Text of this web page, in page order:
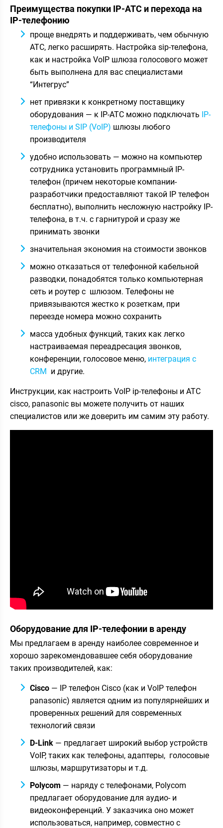
Преимущества покупки IP-АТС и перехода на
IP-телефонию
проще внедрять и поддерживать, чем обычную
АТС, легко расширять. Настройка sip-телефона,
как и настройка VoIP шлюза голосового может
быть выполнена для вас специалистами
“Интегрус”
нет привязки к конкретному поставщику
оборудования — к IP-АТС можно подключать IP-
телефоны и SIP (VoIP) шлюзы любого
производителя
удобно использовать — можно на компьютер
сотрудника установить программный IP-
телефон (причем некоторые компании-
разработчики предоставляют такой IP телефон
бесплатно), выполнить несложную настройку IP-
телефона, в т.ч. с гарнитурой и сразу же
принимать звонки
значительная экономия на стоимости звонков
можно отказаться от телефонной кабельной
разводки, понадобятся только компьютерная
сеть и роутер с шлюзом. Телефоны не
привязываются жестко к розеткам, при
переезде номера можно сохранить
масса удобных функций, таких как легко
настраиваемая переадресация звонков,
конференции, голосовое меню, интеграция с
CRM и другие.
Инструкции, как настроить VoIP ip-телефоны и АТС
cisco, panasonic вы можете получить от наших
специалистов или же доверить им самим эту работу.
Оборудование для IP-телефонии в аренду
Мы предлагаем в аренду наиболее современное и
хорошо зарекомендовавшее себя оборудование
таких производителей, как:
Cisco — IP телефон Cisco (как и VoIP телефон
panasonic) является одним из популярнейших и
проверенных решений для современных
технологий связи
D-Link — предлагает широкий выбор устройств
VoIP, таких как телефоны, адаптеры, голосовые
шлюзы, маршрутизаторы и т.д.
Polycom — наряду с телефонами, Polycom
предлагает оборудование для аудио- и
видеоконференций. У заказчика оно может
использоваться, например, совместно с